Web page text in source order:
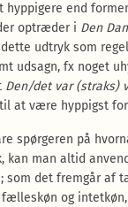
hyppigere end
optræder i Den
udtryk som
udsagn, fx noget
Den/det var (straks)
at være hyppigst
spørgeren på
kan man altid
det fremgår af
og intetkøn,